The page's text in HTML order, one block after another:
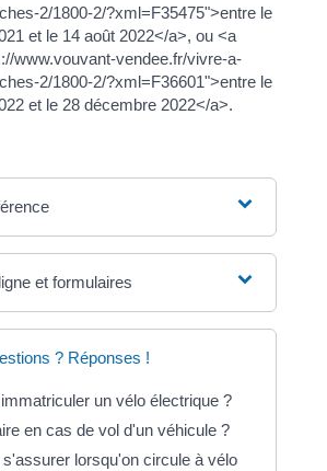
2/1800-2/?xml=F35475">entre le
et le 14 août 2022</a>, ou <a
www.vouvant-vendee.fr/vivre-a-
2/1800-2/?xml=F36601">entre le
et le 28 décembre 2022</a>.
et formulaires
? Réponses !
un vélo électrique ?
en cas de vol d'un véhicule ?
s'assurer lorsqu'on circule à vélo